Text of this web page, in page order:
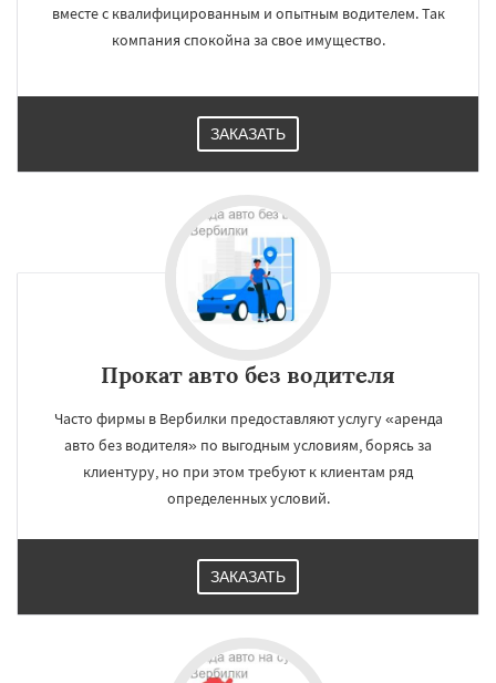
вместе с квалифицированным и опытным водителем. Так
компания спокойна за свое имущество.
ЗАКАЗАТЬ
Прокат авто без водителя
Часто фирмы в Вербилки предоставляют услугу «аренда
авто без водителя» по выгодным условиям, борясь за
клиентуру, но при этом требуют к клиентам ряд
определенных условий.
ЗАКАЗАТЬ